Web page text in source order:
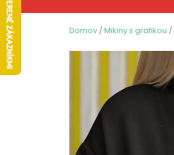
Domov /Mikiny s grafikou /